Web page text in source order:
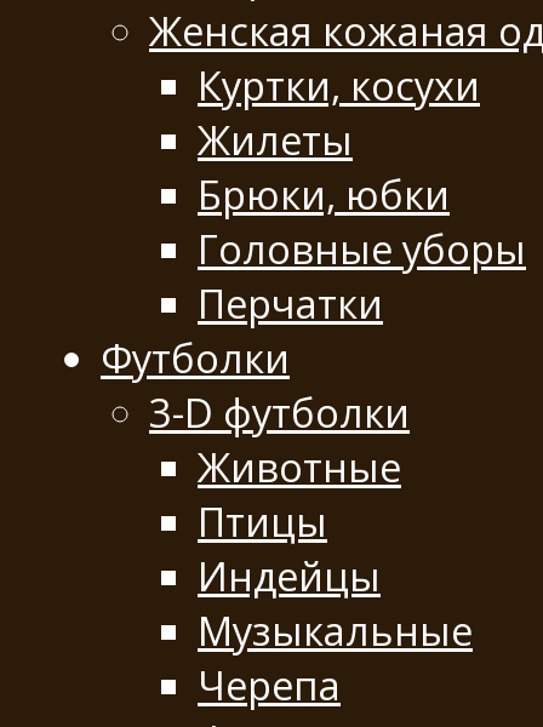
Женская кожаная
Куртки, косухи
Жилеты
Брюки, юбки
Головные уборы
Перчатки
Футболки
3-D футболки
Животные
Птицы
Индейцы
Музыкальные
Черепа